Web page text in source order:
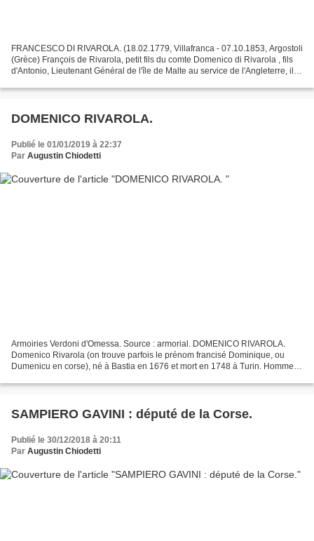
FRANCESCO DI RIVAROLA. (18.02.1779, Villafranca - 07.10.1853, Argostoli
(Grèce) François de Rivarola, petit fils du comte Domenico di Rivarola , fils
d'Antonio, Lieutenant Général de l'île de Malte au service de l'Angleterre, il
DOMENICO RIVAROLA.
Publié le 01/01/2019 à 22:37
Par Augustin Chiodetti
Armoiries Verdoni d'Omessa. Source : armorial. DOMENICO RIVAROLA.
Domenico Rivarola (on trouve parfois le prénom francisé Dominique, ou
Dumenicu en corse), né à Bastia en 1676 et mort en 1748 à Turin. Homme
SAMPIERO GAVINI : député de la Corse.
Publié le 30/12/2018 à 20:11
Par Augustin Chiodetti